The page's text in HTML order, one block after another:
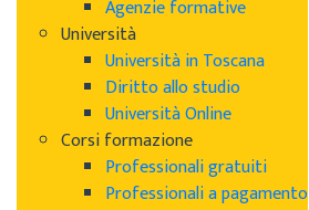
Agenzie formative
Università
Università in Toscana
Diritto allo studio
Università Online
Corsi formazione
Professionali gratuiti
Professionali a pagamento